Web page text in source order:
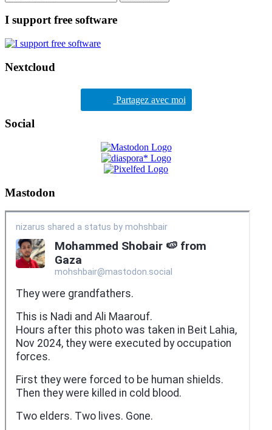
I support free software
Nextcloud
Partagez avec moi
Social
Mastodon